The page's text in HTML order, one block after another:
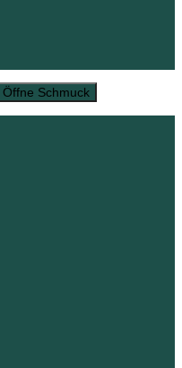
Öffne Schmuck